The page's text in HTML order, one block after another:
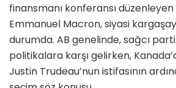
finansmanı konferansı
Emmanuel Macron, siyasi
durumda. AB genelinde, sağcı
politikalara karşı gelirken,
Justin Trudeau’nun istifasının